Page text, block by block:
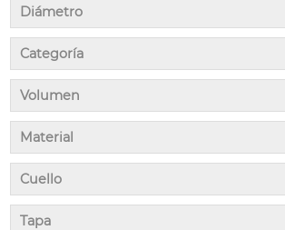
Diámetro
Categoría
Volumen
Material
Cuello
Tapa